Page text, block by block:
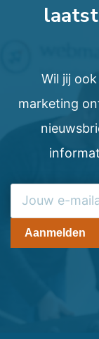
Wil jij
marketing
Aanmelden